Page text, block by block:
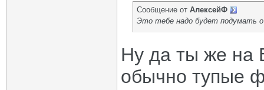
Сообщение от АлексейФ
Это тебе надо будет подумать о
Ну да ты же на
обычно тупые